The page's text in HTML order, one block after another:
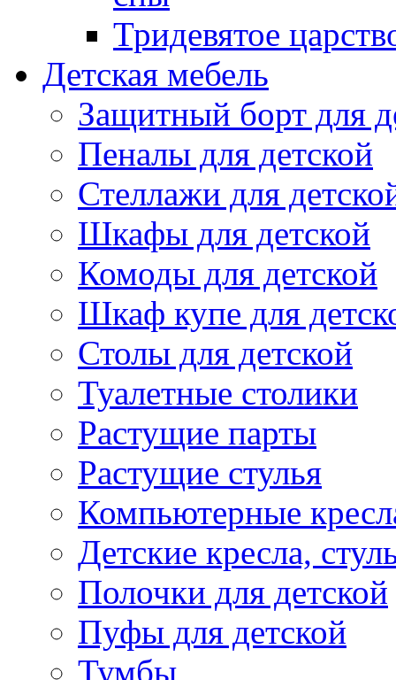
Тридевятое
Детская мебель
Защитный борт для
Пеналы для детской
Стеллажи для
Шкафы для детской
Комоды для детской
Шкаф купе для
Столы для детской
Туалетные столики
Растущие парты
Растущие стулья
Компьютерные
Детские кресла,
Полочки для детской
Пуфы для детской
Тумбы